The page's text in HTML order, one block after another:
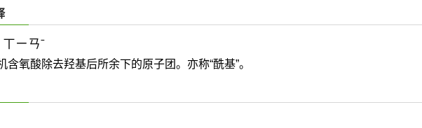
ㄒㄧㄢˉ
氧酸除去羟基后所余下的原子团。亦称“酰基”。